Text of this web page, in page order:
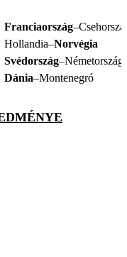
Franciaország
Hollandia–Norvégia
Svédország–Németország
Dánia–Montenegró